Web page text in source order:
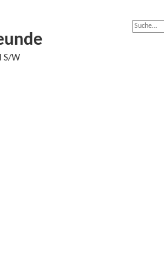
S/W